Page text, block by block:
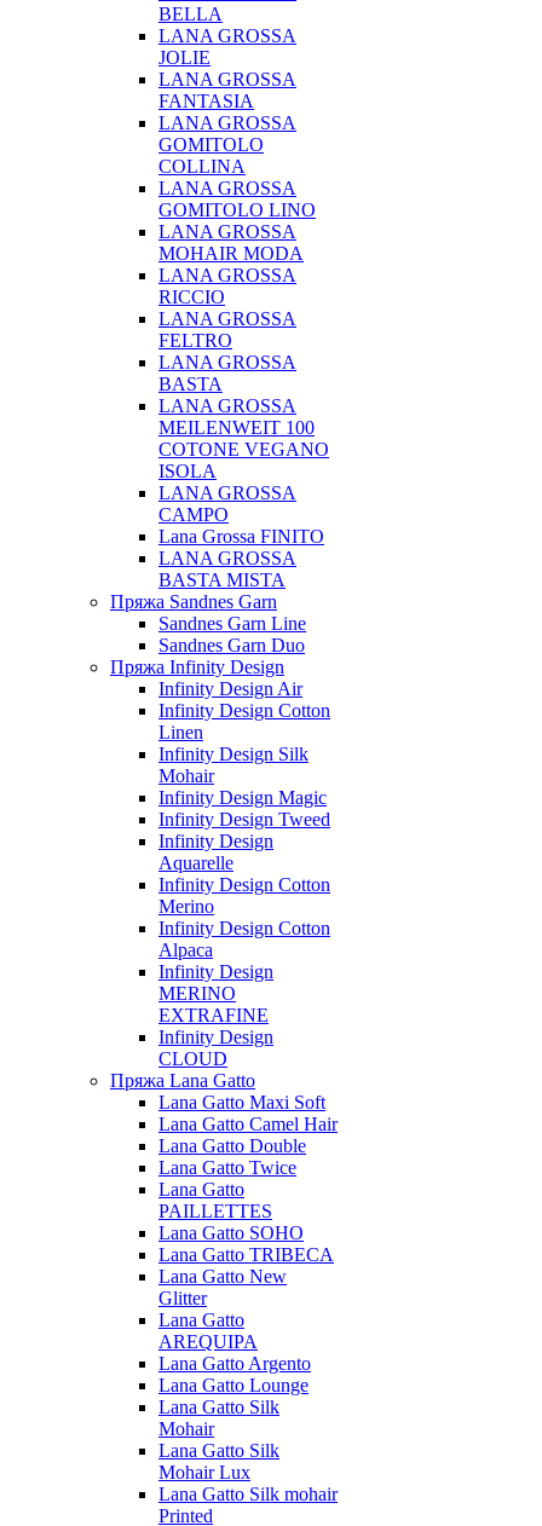
BELLA
LANA GROSSA
JOLIE
LANA GROSSA
FANTASIA
LANA GROSSA
GOMITOLO
COLLINA
LANA GROSSA
GOMITOLO LINO
LANA GROSSA
MOHAIR MODA
LANA GROSSA
RICCIO
LANA GROSSA
FELTRO
LANA GROSSA
BASTA
LANA GROSSA
MEILENWEIT 100
COTONE VEGANO
ISOLA
LANA GROSSA
CAMPO
Lana Grossa FINITO
LANA GROSSA
BASTA MISTA
Пряжа Sandnes Garn
Sandnes Garn Line
Sandnes Garn Duo
Пряжа Infinity Design
Infinity Design Air
Infinity Design Cotton
Linen
Infinity Design Silk
Mohair
Infinity Design Magic
Infinity Design Tweed
Infinity Design
Aquarelle
Infinity Design Cotton
Merino
Infinity Design Cotton
Alpaca
Infinity Design
MERINO
EXTRAFINE
Infinity Design
CLOUD
Пряжа Lana Gatto
Lana Gatto Maxi Soft
Lana Gatto Camel Hair
Lana Gatto Double
Lana Gatto Twice
Lana Gatto
PAILLETTES
Lana Gatto SOHO
Lana Gatto TRIBECA
Lana Gatto New
Glitter
Lana Gatto
AREQUIPA
Lana Gatto Argento
Lana Gatto Lounge
Lana Gatto Silk
Mohair
Lana Gatto Silk
Mohair Lux
Lana Gatto Silk mohair
Printed